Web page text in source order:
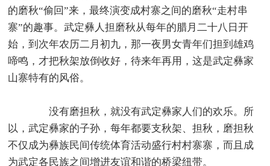
的磨秋“偷回”来，最终演变成村寨之间的磨秋“走村串
寨”的趣事。武定彝人担磨秋从每年的腊月二十八日开
始，到次年农历二月初九，那一夜男女青年们担到雄鸡
啼鸣，才把秋架放倒收好，待来年再用，这是武定彝家
山寨特有的风俗。
没有磨担秋，就没有武定彝家人们的欢乐。所
以，武定彝家的子孙，每年都要支秋架、担秋，磨担秋
不仅成为彝族民间传统体育活动盛行村村寨寨，而且成
为武定各民族之间增进友谊和谐的桥梁纽带。